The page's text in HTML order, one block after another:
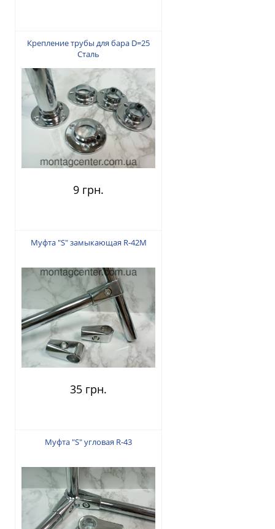
Крепление трубы для бара D=25
Сталь
9 грн.
Муфта "S" замыкающая R-42M
35 грн.
Муфта "S" угловая R-43